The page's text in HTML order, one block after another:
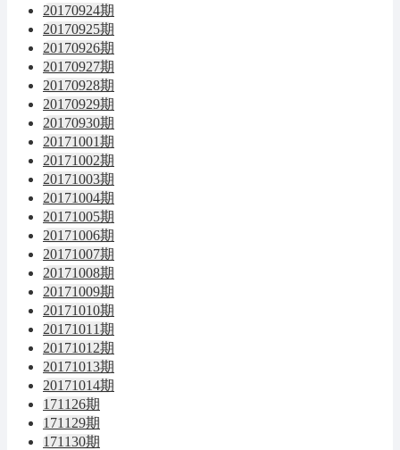
20170924期
20170925期
20170926期
20170927期
20170928期
20170929期
20170930期
20171001期
20171002期
20171003期
20171004期
20171005期
20171006期
20171007期
20171008期
20171009期
20171010期
20171011期
20171012期
20171013期
20171014期
171126期
171129期
171130期